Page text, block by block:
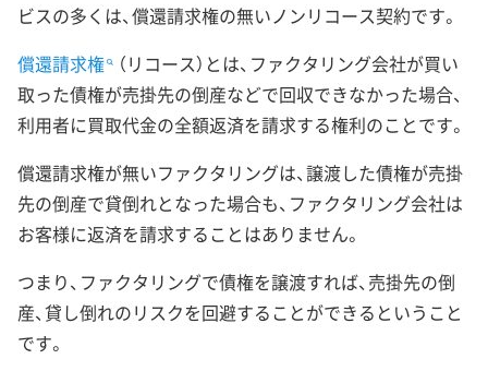
ビスの多くは、償還請求権の無いノンリコース契約です。
償還請求権
（リコース）とは、ファクタリング会社が買い
取った債権が売掛先の倒産などで回収できなかった場合、
利用者に買取代金の全額返済を請求する権利のことです。
償還請求権が無いファクタリングは、譲渡した債権が売掛
先の倒産で貸倒れとなった場合も、ファクタリング会社は
お客様に返済を請求することはありません。
つまり、ファクタリングで債権を譲渡すれば、売掛先の倒
産、貸し倒れのリスクを回避することができるということ
です。